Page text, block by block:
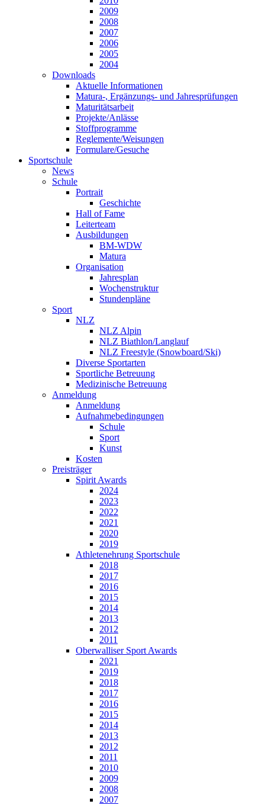
2009
2008
2007
2006
2005
2004
Downloads
Aktuelle Informationen
Matura-, Ergänzungs- und Jahresprüfungen
Maturitätsarbeit
Projekte/Anlässe
Stoffprogramme
Reglemente/Weisungen
Formulare/Gesuche
Sportschule
News
Schule
Portrait
Geschichte
Hall of Fame
Leiterteam
Ausbildungen
BM-WDW
Matura
Organisation
Jahresplan
Wochenstruktur
Stundenpläne
Sport
NLZ
NLZ Alpin
NLZ Biathlon/Langlauf
NLZ Freestyle (Snowboard/Ski)
Diverse Sportarten
Sportliche Betreuung
Medizinische Betreuung
Anmeldung
Anmeldung
Aufnahmebedingungen
Schule
Sport
Kunst
Kosten
Preisträger
Spirit Awards
2024
2023
2022
2021
2020
2019
Athletenehrung Sportschule
2018
2017
2016
2015
2014
2013
2012
2011
Oberwalliser Sport Awards
2021
2019
2018
2017
2016
2015
2014
2013
2012
2011
2010
2009
2008
2007